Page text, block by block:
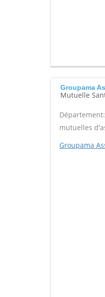
Groupama
Mutuelle
mutuelles
Groupama